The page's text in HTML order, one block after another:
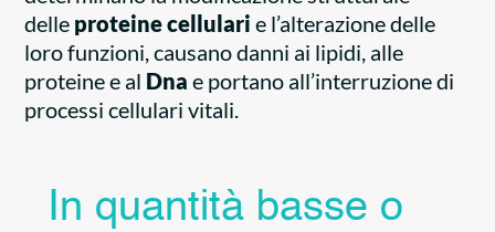
delle proteine cellulari e l’alterazione delle
loro funzioni, causano danni ai lipidi, alle
proteine e al Dna e portano all’interruzione di
processi cellulari vitali.
In quantità basse o